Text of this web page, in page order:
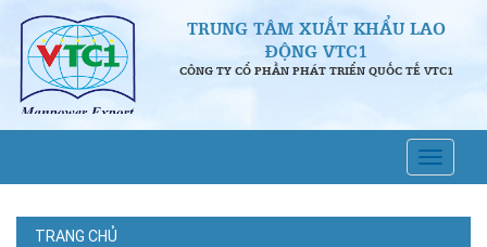
TRUNG TÂM XUẤT KHẨU LAO
ĐỘNG VTC1
CÔNG TY CỔ PHẦN PHÁT TRIỂN QUỐC TẾ VTC1
TRANG CHỦ